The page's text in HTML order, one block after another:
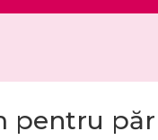
pentru